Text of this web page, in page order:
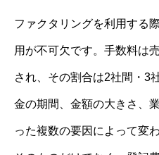
ファクタリングを利用する
用が不可欠です。手数料は
され、その割合は2社間・3
金の期間、金額の大きさ、
った複数の要因によって変